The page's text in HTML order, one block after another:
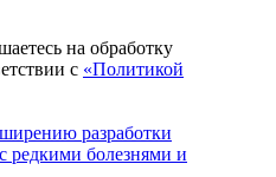
на обработку
с «Политикой
разработки
редкими болезнями и